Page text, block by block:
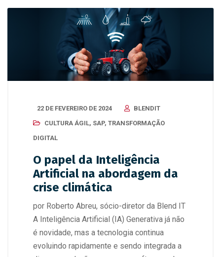
22 DE FEVEREIRO DE 2024
BLENDIT
CULTURA ÁGIL, SAP, TRANSFORMAÇÃO
DIGITAL
O papel da Inteligência
Artificial na abordagem da
crise climática
por Roberto Abreu, sócio-diretor da Blend IT
A Inteligência Artificial (IA) Generativa já não
é novidade, mas a tecnologia continua
evoluindo rapidamente e sendo integrada a